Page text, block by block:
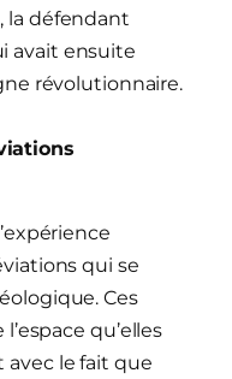
la défendant
avait ensuite
révolutionnaire.
qui se
Ces
qu’elles
le fait que